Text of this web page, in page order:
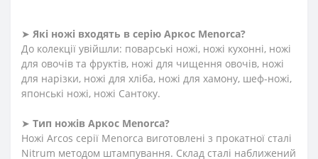
➤ Які ножі входять в серію Аркос Menorca?
До колекції увійшли: поварські ножі, ножі кухонні, ножі
для овочів та фруктів, ножі для чищення овочів, ножі
для нарізки, ножі для хліба, ножі для хамону, шеф-ножі,
японські ножі, ножі Сантоку.
➤ Тип ножів Аркос Menorca?
Ножі Arcos серії Menorca виготовлені з прокатної сталі
Nitrum методом штампування. Склад сталі наближений